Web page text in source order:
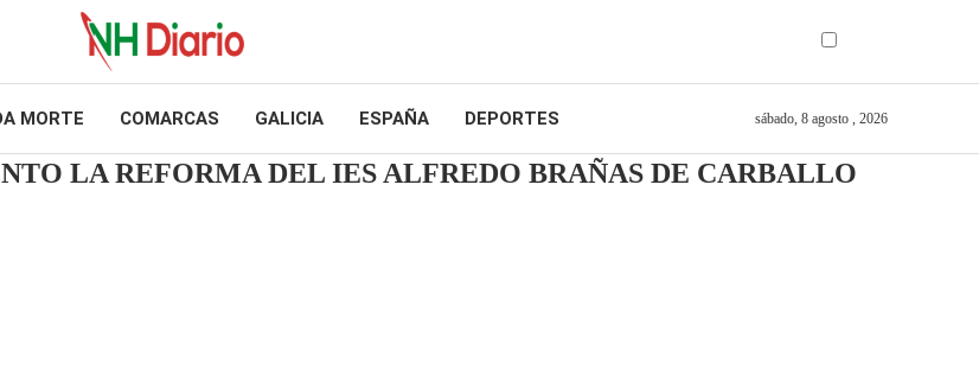
MORTE COMARCAS GALICIA ESPAÑA DEPORTES sábado, 8 agosto , 2026
LA REFORMA DEL IES ALFREDO BRAÑAS DE CARBALLO